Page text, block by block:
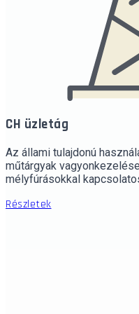
CH üzletág
Az állami tulajdonú
műtárgyak
mélyfúrásokkal
Részletek